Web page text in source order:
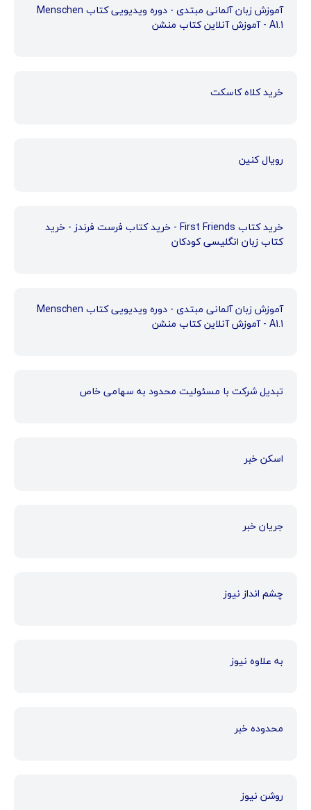
آموزش زبان آلمانی مبتدی - دوره ویدیویی کتاب Menschen
A1.1 - آموزش آنلاین کتاب منشن
خرید کلاه کاسکت
رویال کنین
خرید کتاب First Friends - خرید کتاب فرست فرندز - خرید
کتاب زبان انگلیسی کودکان
آموزش زبان آلمانی مبتدی - دوره ویدیویی کتاب Menschen
A1.1 - آموزش آنلاین کتاب منشن
تبدیل شرکت با مسئولیت محدود به سهامی خاص
اسکن خبر
جریان خبر
چشم انداز نیوز
به علاوه نیوز
محدوده خبر
روشن نیوز